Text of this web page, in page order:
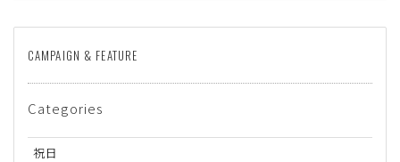
CAMPAIGN & FEATURE
Categories
祝日